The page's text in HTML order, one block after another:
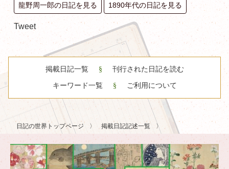
龍野周一郎の日記を見る 1890年代の日記を見る
Tweet
掲載日記一覧 刊行された日記を読む
キーワード一覧 ご利用について
日記の世界トップページ 掲載日記記述一覧